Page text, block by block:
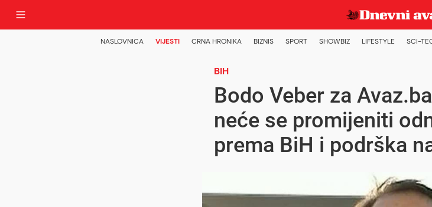
NASLOVNICA VIJESTI CRNA HRONIKA BIZNIS SPORT SHOWBIZ LIFESTYLE SCI-
BIH
Bodo Veber za
neće se promijeniti
prema BiH i podrška